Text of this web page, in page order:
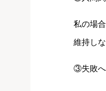
私の場
維持し
③失敗へ